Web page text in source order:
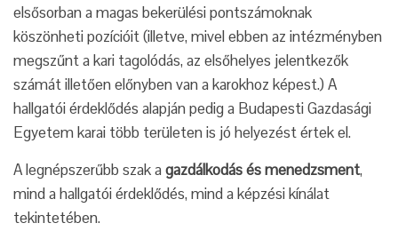
elsősorban a magas bekerülési pontszámoknak
köszönheti pozícióit (illetve, mivel ebben az intézményben
megszűnt a kari tagolódás, az elsőhelyes jelentkezők
számát illetően előnyben van a karokhoz képest.) A
hallgatói érdeklődés alapján pedig a Budapesti Gazdasági
Egyetem karai több területen is jó helyezést értek el.
A legnépszerűbb szak agazdálkodás és menedzsment,
mind a hallgatói érdeklődés, mind a képzési kínálat
tekintetében.